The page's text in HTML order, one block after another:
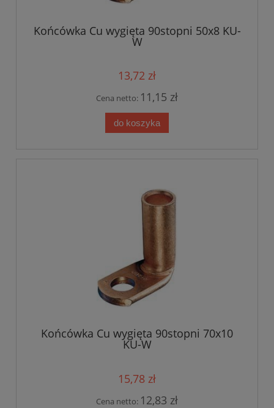
Końcówka Cu wygięta 90stopni 50x8 KU-
W
13,72 zł
Cena netto: 11,15 zł
do koszyka
Końcówka Cu wygięta 90stopni 70x10
KU-W
15,78 zł
Cena netto: 12,83 zł